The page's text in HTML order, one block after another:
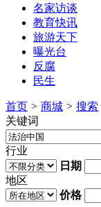
名家访谈
教育快讯
旅游天下
曝光台
反腐
民生
首页 > 商城 > 搜索
关键词
行业
日期
地区
价格